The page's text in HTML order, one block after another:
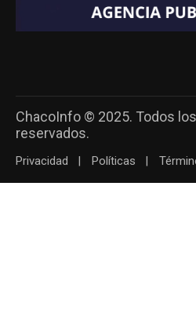
ChacoInfo © 2025. Todos
reservados.
Privacidad Políticas